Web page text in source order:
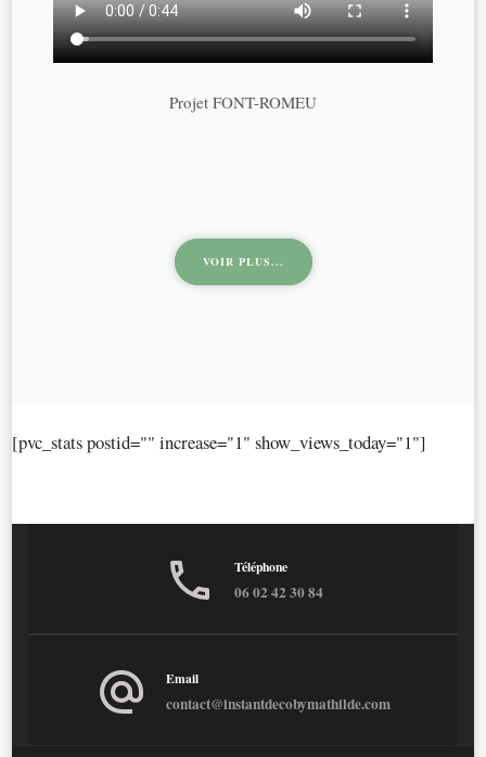
Projet FONT-ROMEU
VOIR PLUS...
[pvc_stats postid="" increase="1" show_views_today="1"]
Téléphone
06 02 42 30 84
Email
contact@instantdecobymathilde.com